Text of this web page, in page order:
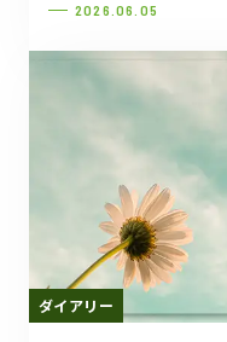
2026.06.05
ダイアリー